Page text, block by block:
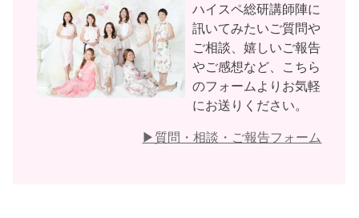
ハイスペ総研講師陣に
訊いてみたいご質問や
ご相談、嬉しいご報告
やご感想など、こちら
のフォームよりお気軽
にお送りください。
▶︎質問・相談・ご報告フォーム